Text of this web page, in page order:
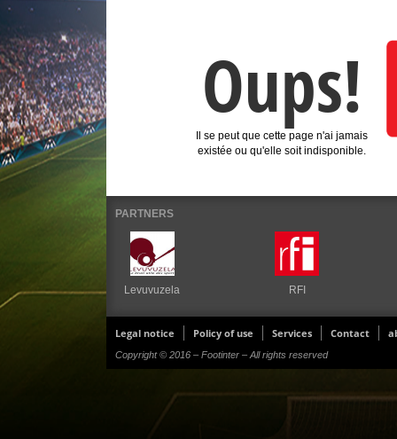
Oups!
Il se peut que cette page n'ai jamais
existée ou qu'elle soit indisponible.
PARTNERS
Levuvuzela RFI
Legal notice Policy of use Services Contact
Copyright © 2016 – Footinter – All rights reserved